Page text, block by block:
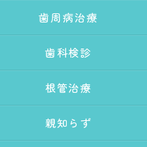
歯周病治療
歯科検診
根管治療
親知らず